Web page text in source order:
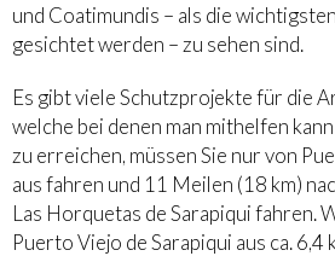
und Coatimundis – als die
gesichtet werden – zu sehen sind.
Es gibt viele Schutzprojekte für die
welche bei denen man mithelfen
zu erreichen, müssen Sie nur von
aus fahren und 11 Meilen (18 km)
Las Horquetas de Sarapiqui fahren.
Puerto Viejo de Sarapiqui aus ca. 6,4